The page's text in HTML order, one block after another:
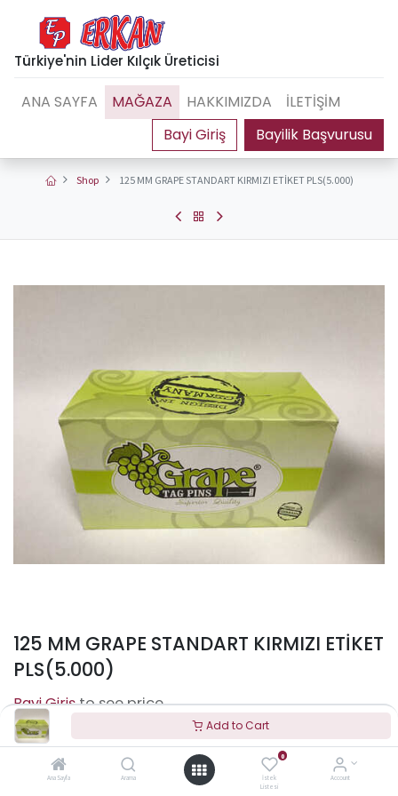
Add to Cart
Ana Sayfa Arama
0
İstek
Listesi
Account
Türkiye'nin Lider Kılçık Üreticisi
Bayilik Başvurusu
ANA SAYFA MAĞAZA HAKKIMIZDA İLETİŞİM
Shop 125 MM GRAPE STANDART KIRMIZI ETİKET PLS(5.000)
125 MM GRAPE STANDART KIRMIZI ETİKET
PLS(5.000)
to see price
Terms and Conditions